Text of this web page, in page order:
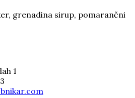
grenadina sirup, pomarančni
1